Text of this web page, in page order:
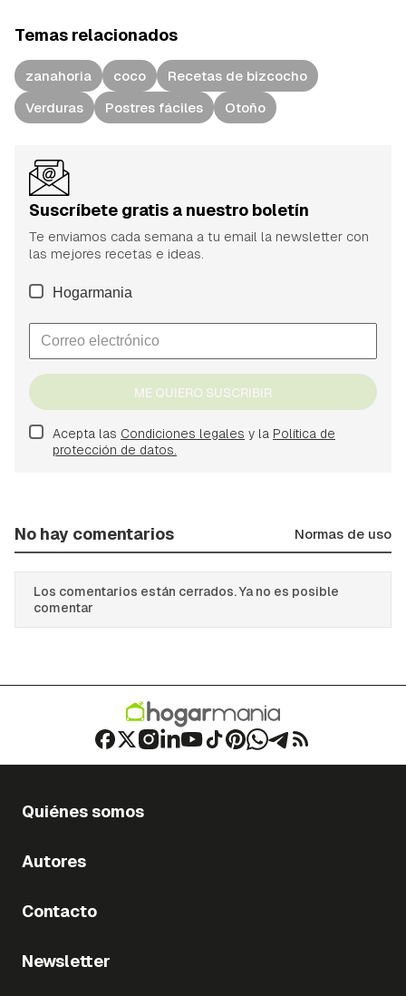
Temas relacionados
zanahoria coco
Recetas de bizcocho
Verduras
Postres fáciles Otoño
Suscríbete gratis a nuestro boletín
Te enviamos cada semana a tu email la newsletter con
las mejores recetas e ideas.
Hogarmania
ME QUIERO SUSCRIBIR
Acepta las Condiciones legales y la Política de
protección de datos.
No hay comentarios Normas de uso
Los comentarios están cerrados. Ya no es posible
comentar
Quiénes somos
Autores
Contacto
Newsletter